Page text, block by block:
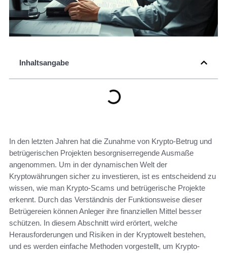
Inhaltsangabe
In den letzten Jahren hat die Zunahme von Krypto-Betrug und
betrügerischen Projekten besorgniserregende Ausmaße
angenommen. Um in der dynamischen Welt der
Kryptowährungen sicher zu investieren, ist es entscheidend zu
wissen, wie man Krypto-Scams und betrügerische Projekte
erkennt. Durch das Verständnis der Funktionsweise dieser
Betrügereien können Anleger ihre finanziellen Mittel besser
schützen. In diesem Abschnitt wird erörtert, welche
Herausforderungen und Risiken in der Kryptowelt bestehen,
und es werden einfache Methoden vorgestellt, um Krypto-